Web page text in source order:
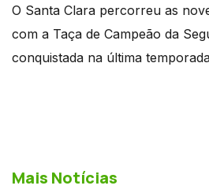
O Santa Clara percorreu as
com a Taça de Campeão da
conquistada na última
Mais Notícias